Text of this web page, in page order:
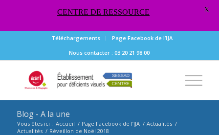
Téléchargements
Page Facebook de l’IJA
Nous contacter : 03 20 21 98 00
Blog - A la une
Vous êtes ici : Accueil / Page Facebook de l’IJA / Actualités /
Actualités / Réveillon de Noël 2018
CENTRE DE RESSOURCE X